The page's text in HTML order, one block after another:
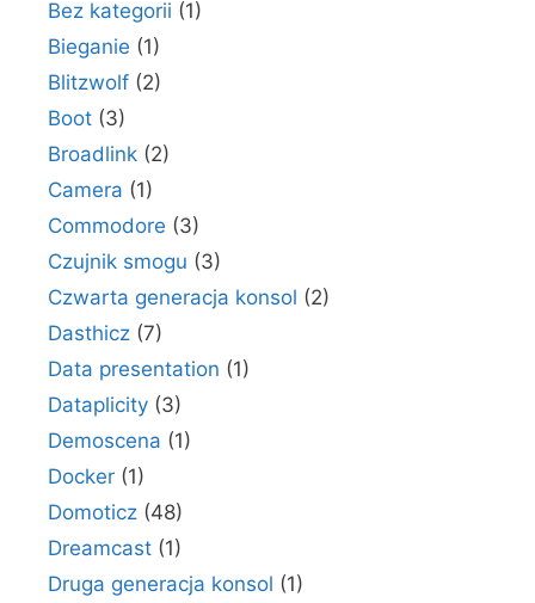
Bez kategorii (1)
Bieganie (1)
Blitzwolf (2)
Boot (3)
Broadlink (2)
Camera (1)
Commodore (3)
Czujnik smogu (3)
Czwarta generacja konsol (2)
Dasthicz (7)
Data presentation (1)
Dataplicity (3)
Demoscena (1)
Docker (1)
Domoticz (48)
Dreamcast (1)
Druga generacja konsol (1)